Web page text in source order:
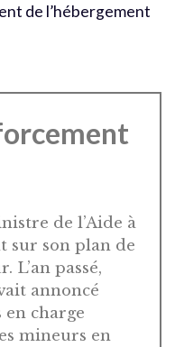
de l’hébergement
de l’Aide à
sur son plan de
L’an passé,
annoncé
charge
mineurs en